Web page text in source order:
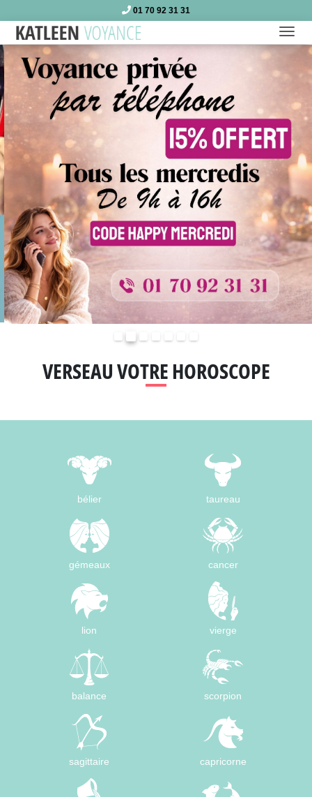
01 70 92 31 31
VERSEAU VOTRE HOROSCOPE
bélier taureau
gémeaux cancer
lion vierge
balance scorpion
sagittaire capricorne